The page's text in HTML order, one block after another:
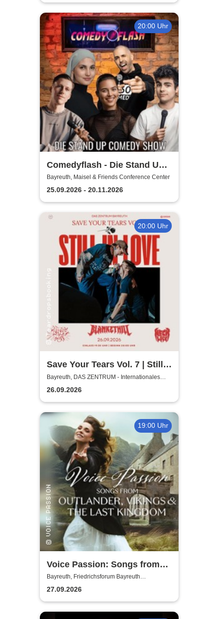
20:00 Uhr
Comedyflash - Die Stand Up
Comedy Show
Bayreuth, Maisel & Friends Conference Center
25.09.2026 - 20.11.2026
20:00 Uhr
Save Your Tears Vol. 7 | Still
in Love, Blanket Hill,
Necklock, Glass Out
Bayreuth, DAS ZENTRUM - Internationales
Jugendkulturzentrum Bayreuth
26.09.2026
19:00 Uhr
Voice Passion: Songs from
Outlander, Vikings & The Last
Kingdom
Bayreuth, Friedrichsforum Bayreuth
(Balkonsaal)
27.09.2026